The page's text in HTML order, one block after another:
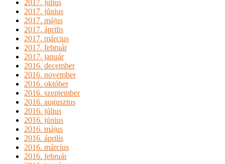
2017. július
2017. június
2017. május
2017. április
2017. március
2017. február
2017. január
2016. december
2016. november
2016. október
2016. szeptember
2016. augusztus
2016. július
2016. június
2016. május
2016. április
2016. március
2016. február